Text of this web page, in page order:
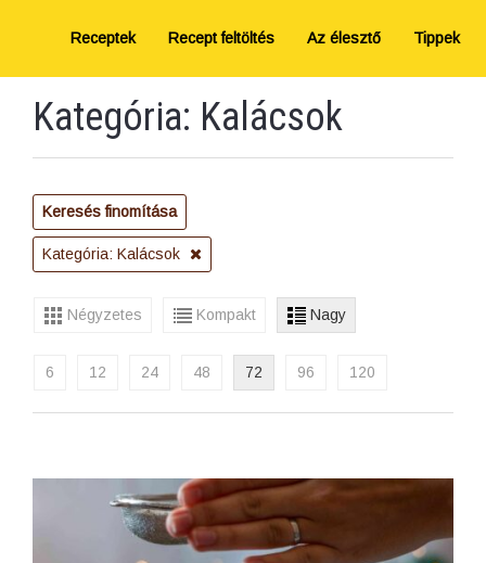
Receptek Recept feltöltés Az élesztő Tippek
Kategória: Kalácsok
Keresés finomítása
Kategória: Kalácsok
Négyzetes Kompakt Nagy
6 12 24 48 72 96 120